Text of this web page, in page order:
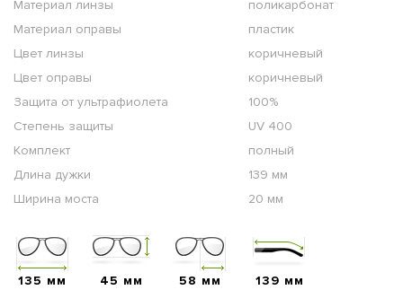
Материал линзы
поликарбонат
Материал оправы
пластик
Цвет линзы
коричневый
Цвет оправы
коричневый
Защита от ультрафиолета
100%
Степень защиты
UV 400
Комплект
полный
Длина дужки
139 мм
Ширина моста
20 мм
135 мм 45 мм 58 мм 139 мм